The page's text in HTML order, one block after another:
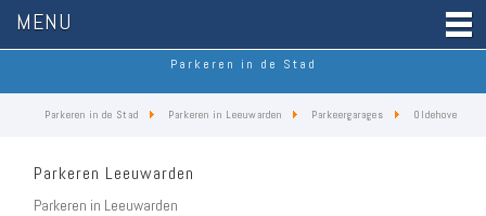
MENU
Parkeren in de Stad
Parkeren in de Stad Parkeren in Leeuwarden Parkeergarages Oldehove
Parkeren Leeuwarden
Parkeren in Leeuwarden